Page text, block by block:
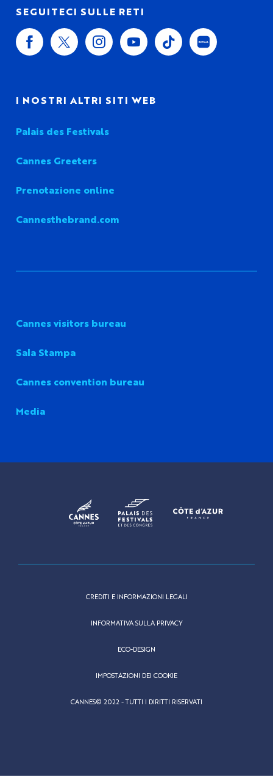
SEGUITECI SULLE RETI
I NOSTRI ALTRI SITI WEB
Palais des Festivals
Cannes Greeters
Prenotazione online
Cannesthebrand.com
Cannes visitors bureau
Sala Stampa
Cannes convention bureau
Media
CREDITI E INFORMAZIONI LEGALI
INFORMATIVA SULLA PRIVACY
ECO-DESIGN
IMPOSTAZIONI DEI COOKIE
CANNES© 2022 - TUTTI I DIRITTI RISERVATI